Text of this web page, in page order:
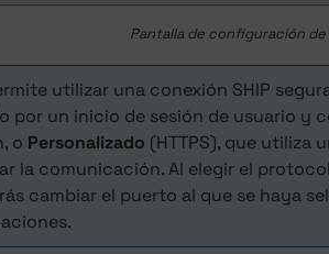
Pantalla de configuración de
utilizar una conexión SHIP
por un inicio de sesión de usuario y
o Personalizado (HTTPS), que utiliza
la comunicación. Al elegir el
cambiar el puerto al que se haya